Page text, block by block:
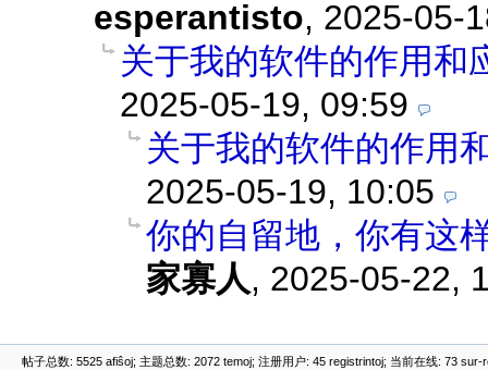
esperantisto, 2025-05-
关于我的软件的作用和
2025-05-19, 09:59
关于我的软件的作用
2025-05-19, 10:05
你的自留地，你有这
家寡人, 2025-05-22,
帖子总数: 5525 afiŝoj; 主题总数: 2072 temoj; 注册用户: 45 registrintoj; 当前在线: 73